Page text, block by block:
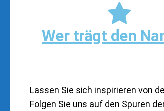
Wer trägt den
Lassen Sie sich inspirieren von
Folgen Sie uns auf den Spuren